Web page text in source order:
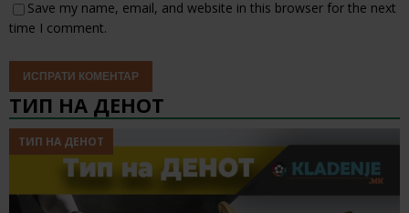
Save my name, email, and website in this browser for the next
time I comment.
ТИП НА ДЕНОТ
ТИП НА ДЕНОТ